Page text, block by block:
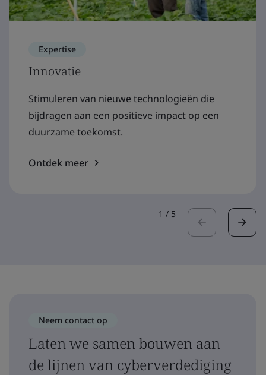
Expertise
Innovatie
Stimuleren van nieuwe technologieën die
bijdragen aan een positieve impact op een
duurzame toekomst.
Ontdek meer
1 / 5
Neem contact op
Laten we samen bouwen aan
de lijnen van cyberverdediging